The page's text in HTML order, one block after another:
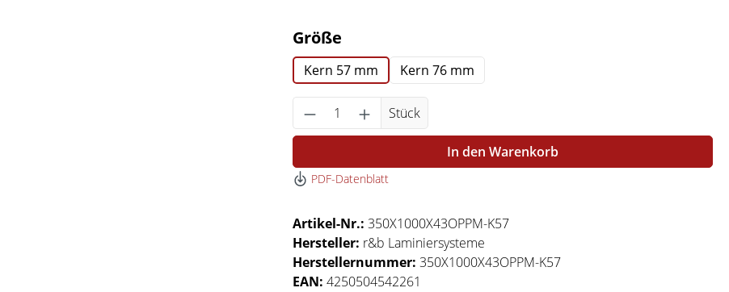
Größe
Kern 57 mm Kern 76 mm
Produkt Anzahl: Gib den gewünschten Wert ein
Stück
In den Warenkorb
PDF-Datenblatt
Artikel-Nr.: 350X1000X43OPPM-K57
Hersteller: r&b Laminiersysteme
Herstellernummer: 350X1000X43OPPM-K57
EAN: 4250504542261